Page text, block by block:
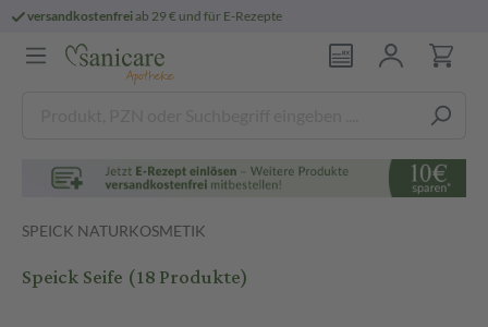
persönlichepharmazeutische Beratung
SPEICK NATURKOSMETIK
Speick Seife (18 Produkte)